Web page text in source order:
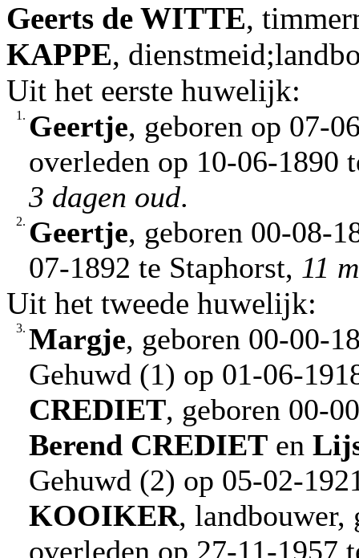
Geerts de WITTE,
KAPPE,
Uit het eerste huwelijk:
1. Geertje, geboren op 07-
overleden op 10-06-1890
3 dagen oud.
2. Geertje, geboren 00-08-
07-1892 te Staphorst, 11
Uit het tweede huwelijk:
3. Margje, geboren 00-00-
Gehuwd (1) op 01-06-
CREDIET, geboren 00-
Berend CREDIET en
Gehuwd (2) op 05-02-
KOOIKER, landbouwer,
overleden op 27-11-1957